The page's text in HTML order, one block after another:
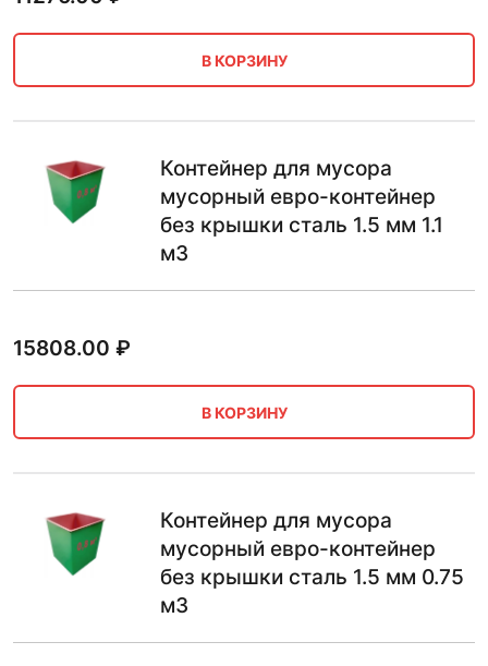
В КОРЗИНУ
Контейнер для мусора
мусорный евро-контейнер
без крышки сталь 1.5 мм 1.1
м3
15808.00 ₽
В КОРЗИНУ
Контейнер для мусора
мусорный евро-контейнер
без крышки сталь 1.5 мм 0.75
м3